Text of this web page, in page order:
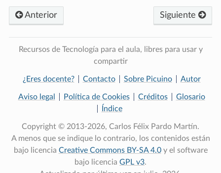
Siguiente
Anterior
Recursos de Tecnología para el aula, libres para usar y
compartir
¿Eres docente? Contacto Sobre Picuino Autor
Aviso legal Política de Cookies Créditos
Glosario
Índice
Copyright © 2013-2026, Carlos Félix Pardo Martín.
A menos que se indique lo contrario, los contenidos están
bajo licencia Creative Commons BY-SA 4.0y el software
bajo licencia GPL v3.